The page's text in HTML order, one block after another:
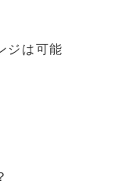
ジは可能